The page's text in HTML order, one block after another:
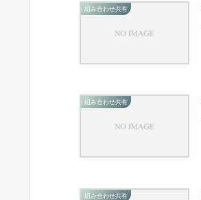
組み合わせ共有
組み合わせ共有
組み合わせ共有